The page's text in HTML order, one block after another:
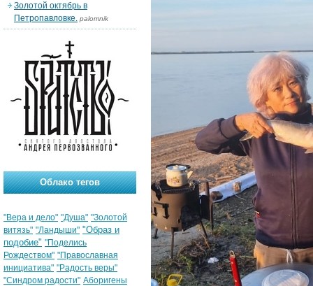
Золотой октябрь в
Петропавловке. palomnik
Облако тегов
"Вера и дело" "Душа" "Золотой
витязь" "Ландыши" "Образ и
подобие" "Поделись
Рождеством" "Православная
инициатива" "Радость веры"
"Синдром радости" Аборигены